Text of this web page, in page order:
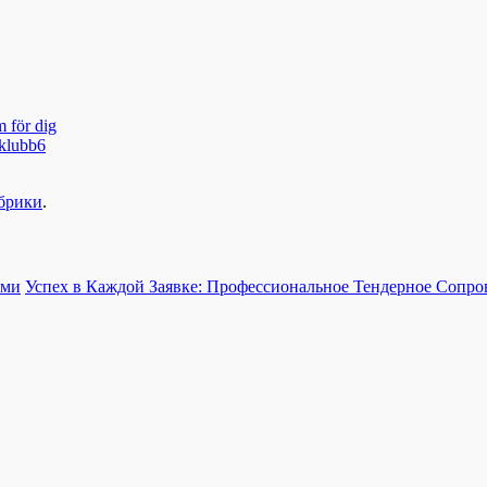
för dig
.
Успех в Каждой Заявке: Профессиональное Тендерное